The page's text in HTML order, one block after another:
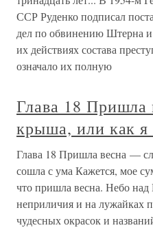
ССР Руденко подписал
дел по обвинению Штерна и
их действиях состава
означало их полную
Глава 18
крыша, или как
Глава 18 Пришла весна —
сошла с ума Кажется, мое
что пришла весна. Небо
неприличия и на лужайках
чудесных окрасок и